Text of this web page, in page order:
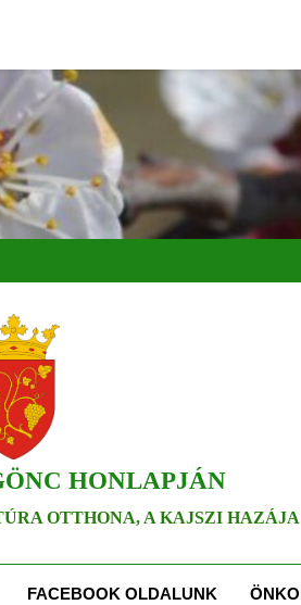
HONLAPJÁN
OTTHONA, A KAJSZI HAZÁJA
FACEBOOK OLDALUNK